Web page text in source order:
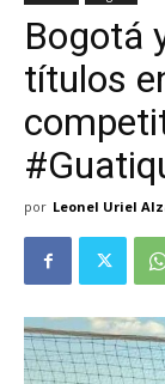
Bogotá
títulos
por Leonel Uriel